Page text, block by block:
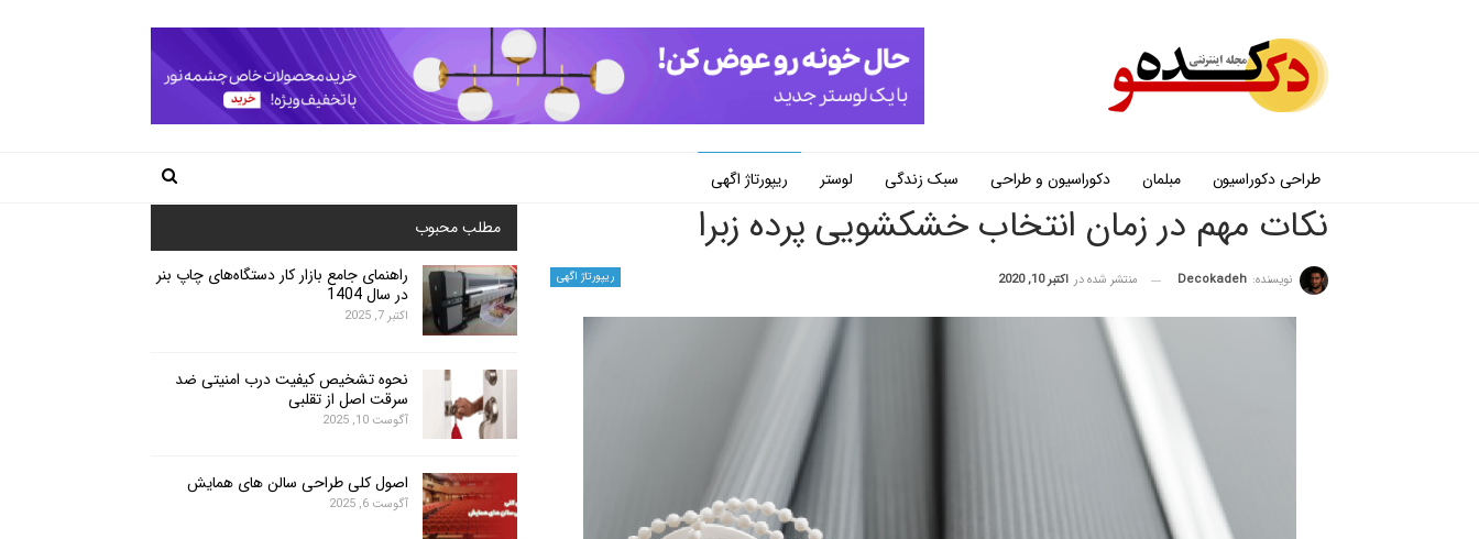
طراحی دکوراسیون مبلمان دکوراسیون و طراحی سبک زندگی لوستر ریپورتاژ اگهی
نکات مهم در زمان انتخاب خشکشویی پرده زبرا
ریپورتاژ اگهی نویسنده: Decokadeh منتشر شده در اکتبر 10, 2020
مطلب محبوب
راهنمای جامع بازار کار دستگاه‌های چاپ بنر
در سال 1404
اکتبر 7, 2025
نحوه تشخیص کیفیت درب امنیتی ضد
سرقت اصل از تقلبی
آگوست 10, 2025
اصول کلی طراحی سالن های همایش
آگوست 6, 2025